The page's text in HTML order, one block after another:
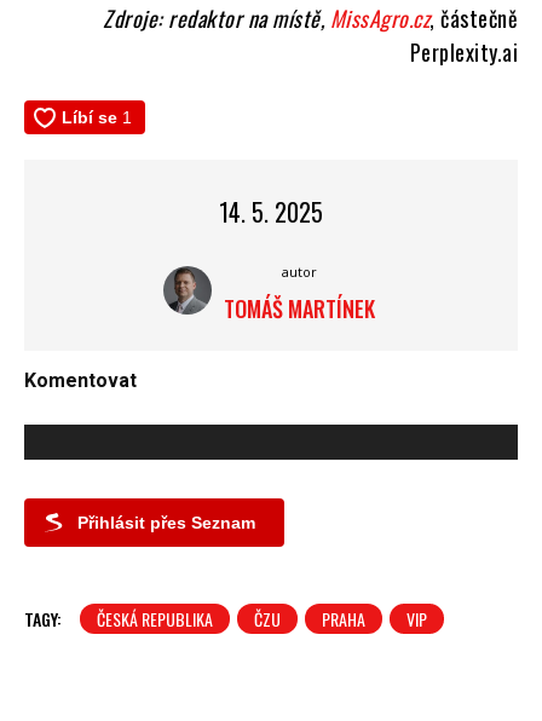
Zdroje: redaktor na místě,MissAgro.cz, částečně
Perplexity.ai
14. 5. 2025
autor
TOMÁŠ MARTÍNEK
Komentovat
Přihlásit přes Seznam
TAGY: ČESKÁ REPUBLIKA ČZU PRAHA VIP